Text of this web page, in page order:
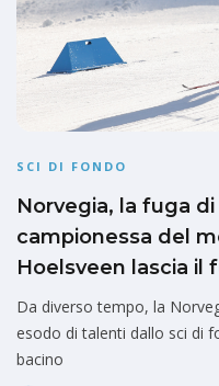
SCI DI FONDO
Norvegia, la fuga
campionessa del
Hoelsveen lascia il
Da diverso tempo, la
esodo di talenti dallo sci di
bacino